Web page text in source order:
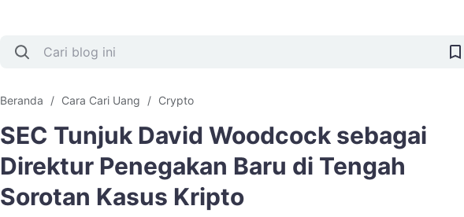
Beranda Cara Cari Uang Crypto
SEC Tunjuk David Woodcock sebagai
Direktur Penegakan Baru di Tengah
Sorotan Kasus Kripto